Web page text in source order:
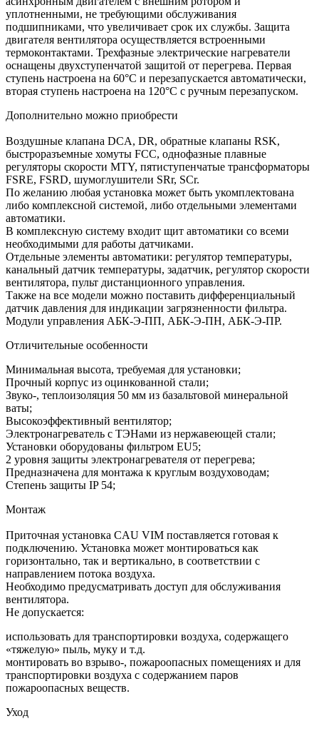
уплотненными, не требующими обслуживания
подшипниками, что увеличивает срок их службы. Защита
двигателя вентилятора осуществляется встроенными
термоконтактами. Трехфазные электрические нагреватели
оснащены двухступенчатой защитой от перегрева. Первая
ступень настроена на 60°С и перезапускается автоматически,
вторая ступень настроена на 120°С с ручным перезапуском.
Дополнительно можно приобрести
Воздушные клапана DCA, DR, обратные клапаны RSK,
быстроразъемные хомуты FCC, однофазные плавные
регуляторы скорости MTY, пятиступенчатые трансформаторы
FSRE, FSRD, шумоглушители SRr, SCr.
По желанию любая установка может быть укомплектована
либо комплексной системой, либо отдельными элементами
автоматики.
В комплексную систему входит щит автоматики со всеми
необходимыми для работы датчиками.
Отдельные элементы автоматики: регулятор температуры,
канальный датчик температуры, задатчик, регулятор скорости
вентилятора, пульт дистанционного управления.
Также на все модели можно поставить дифференциальный
датчик давления для индикации загрязненности фильтра.
Модули управления АБК-Э-ПП, АБК-Э-ПН, АБК-Э-ПР.
Отличительные особенности
Минимальная высота, требуемая для установки;
Прочный корпус из оцинкованной стали;
Звуко-, теплоизоляция 50 мм из базальтовой минеральной
ваты;
Высокоэффективный вентилятор;
Электронагреватель с ТЭНами из нержавеющей стали;
Установки оборудованы фильтром EU5;
2 уровня защиты электронагревателя от перегрева;
Предназначена для монтажа к круглым воздуховодам;
Степень защиты IP 54;
Монтаж
Приточная установка CAU VIM поставляется готовая к
подключению. Установка может монтироваться как
горизонтально, так и вертикально, в соответствии с
направлением потока воздуха.
Необходимо предусматривать доступ для обслуживания
вентилятора.
Не допускается:
использовать для транспортировки воздуха, содержащего
«тяжелую» пыль, муку и т.д.
монтировать во взрыво-, пожароопасных помещениях и для
транспортировки воздуха с содержанием паров
пожароопасных веществ.
Уход